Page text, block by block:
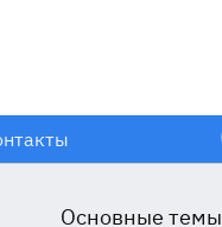
Основные темы